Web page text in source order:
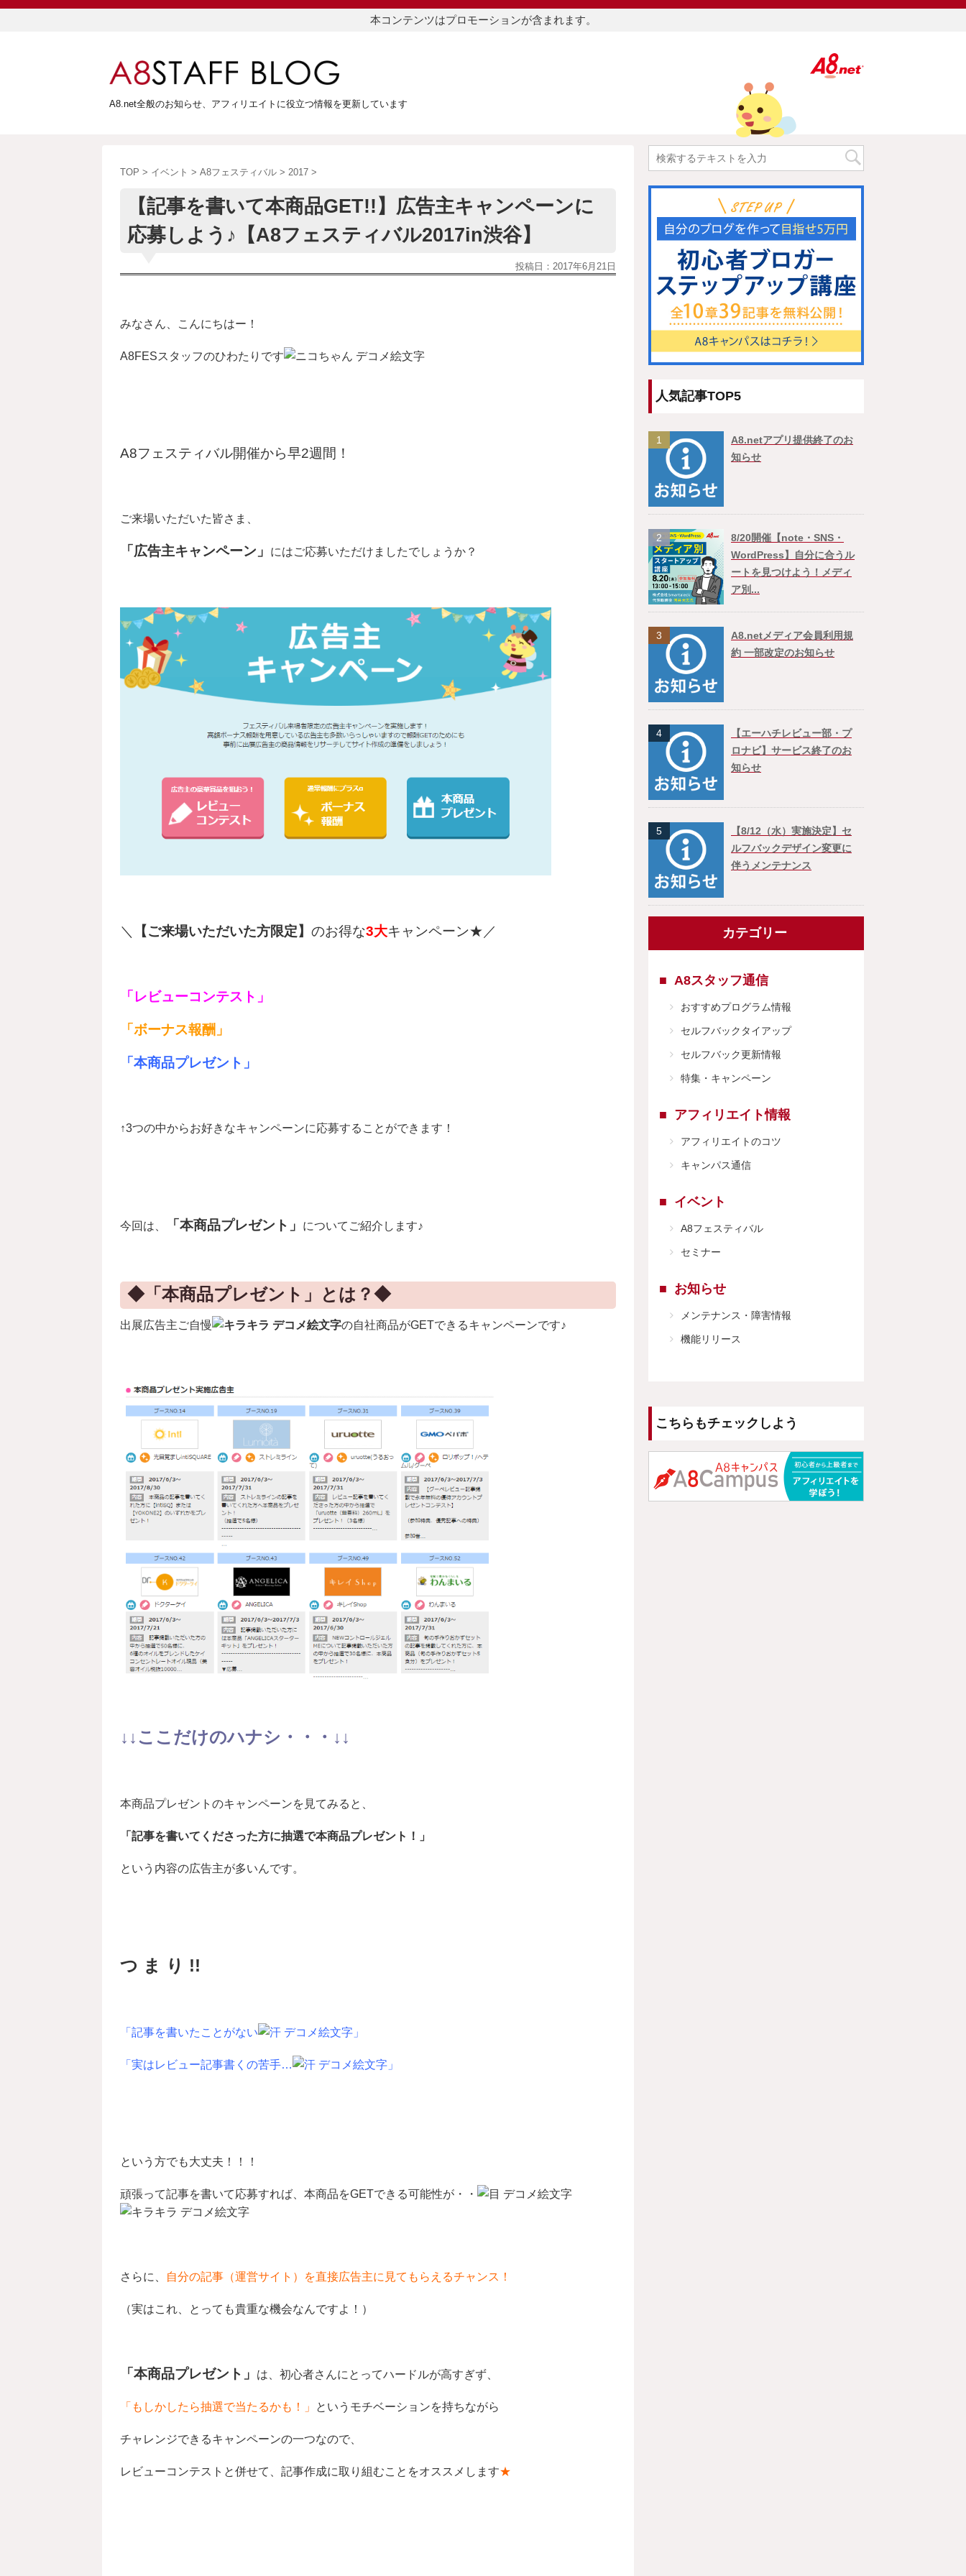
本コンテンツはプロモーションが含まれます。
A8.net全般のお知らせ、アフィリエイトに役立つ情報を更新しています
TOP > イベント > A8フェスティバル > 2017 >
【記事を書いて本商品GET!!】広告主キャンペーンに
応募しよう♪【A8フェスティバル2017in渋谷】
投稿日： 2017年6月21日
みなさん、こんにちはー！
A8FESスタッフのひわたりです
A8フェスティバル開催から早2週間！
ご来場いただいた皆さま、
「広告主キャンペーン」 にはご応募いただけましたでしょうか？
＼ 【ご来場いただいた方限定】 のお得な3大キャンペーン★／
「レビューコンテスト」
「ボーナス報酬」
「本商品プレゼント」
↑3つの中からお好きなキャンペーンに応募することができます！
今回は、 「本商品プレゼント」 についてご紹介します♪
◆「本商品プレゼント」とは？◆
出展広告主ご自慢 の自社商品がGETできるキャンペーンです♪
↓↓ここだけのハナシ・・・↓↓
本商品プレゼントのキャンペーンを見てみると、
「記事を書いてくださった方に抽選で本商品プレゼント！」
という内容の広告主が多いんです。
つ ま り !!
「記事を書いたことがない 」
「実はレビュー記事書くの苦手… 」
という方でも大丈夫！！！
頑張って記事を書いて応募すれば、本商品をGETできる可能性が・・
さらに、 自分の記事（運営サイト）を直接広告主に見てもらえるチャンス！
（実はこれ、とっても貴重な機会なんですよ！）
「本商品プレゼント」 は、初心者さんにとってハードルが高すぎず、
「もしかしたら抽選で当たるかも！」 というモチベーションを持ちながら
チャレンジできるキャンペーンの一つなので、
レビューコンテストと併せて、記事作成に取り組むことをオススメします★
人気記事TOP5
1
A8.netアプリ提供終了のお
知らせ
2
8/20開催【note・SNS・
WordPress】自分に合うル
ートを見つけよう！メディ
ア別...
3
A8.netメディア会員利用規
約 一部改定のお知らせ
4
【エーハチレビュー部・プ
ロナビ】サービス終了のお
知らせ
5
【8/12（水）実施決定】セ
ルフバックデザイン変更に
伴うメンテナンス
カテゴリー
A8スタッフ通信
おすすめプログラム情報
セルフバックタイアップ
セルフバック更新情報
特集・キャンペーン
アフィリエイト情報
アフィリエイトのコツ
キャンパス通信
イベント
A8フェスティバル
セミナー
お知らせ
メンテナンス・障害情報
機能リリース
こちらもチェックしよう